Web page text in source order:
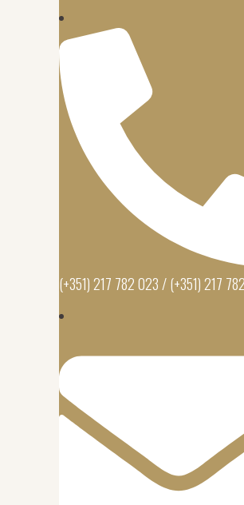
(+351) 217 782 023 / (+351) 217